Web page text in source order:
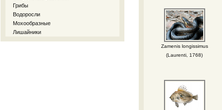
Грибы
Водоросли
Мохообразные
Лишайники
Zamenis longissimus
(Laurenti, 1768)